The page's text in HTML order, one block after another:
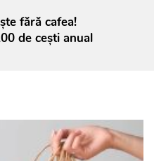
fără cafea!
de cești anual